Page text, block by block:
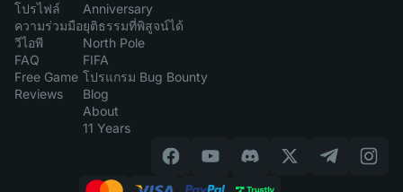
โปรไฟล์
ความร่วมมือ
วีไอพี
FAQ
Free Game
Reviews
Anniversary
ยุติธรรมที่พิสูจน์ได้
North Pole
FIFA
โปรแกรม Bug Bounty
Blog
About
11 Years